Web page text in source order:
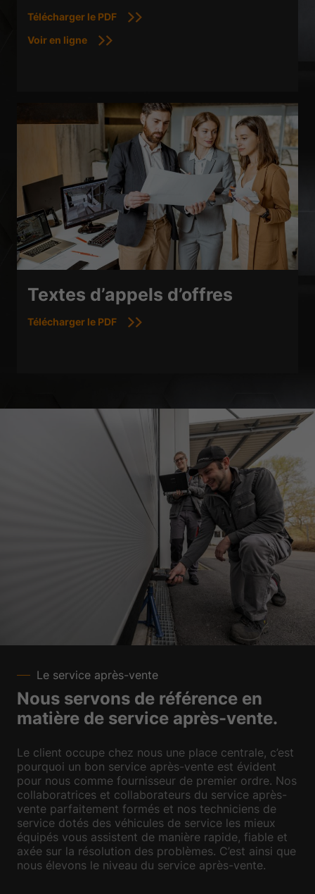
Télécharger le PDF
Voir en ligne
Textes d’appels d’offres
Télécharger le PDF
Le service après-vente
Nous servons de référence en
matière de service après-vente.
Le client occupe chez nous une place centrale, c’est
pourquoi un bon service après-vente est évident
pour nous comme fournisseur de premier ordre. Nos
collaboratrices et collaborateurs du service après-
vente parfaitement formés et nos techniciens de
service dotés des véhicules de service les mieux
équipés vous assistent de manière rapide, fiable et
axée sur la résolution des problèmes. C’est ainsi que
nous élevons le niveau du service après-vente.